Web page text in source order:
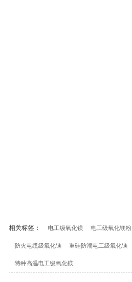
相关标签： 电工级氧化镁 电工级氧化镁粉
防火电缆级氧化镁 重硅防潮电工级氧化镁
特种高温电工级氧化镁